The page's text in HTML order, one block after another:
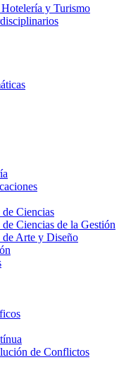
y Turismo
Ciencias
Ciencias de la Gestión
de Arte y Diseño
de Conflictos